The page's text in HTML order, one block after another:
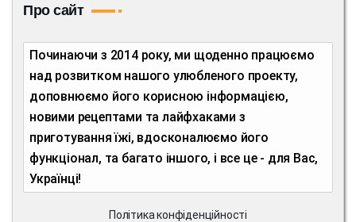
Про сайт
Починаючи з 2014 року, ми щоденно працюємо
над розвитком нашого улюбленого проекту,
доповнюємо його корисною інформацією,
новими рецептами та лайфхаками з
приготування їжі, вдосконалюємо його
функціонал, та багато іншого, і все це - для Вас,
Українці!
Політика конфіденційності